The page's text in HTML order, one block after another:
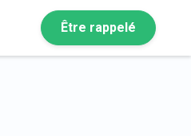
Être rappelé